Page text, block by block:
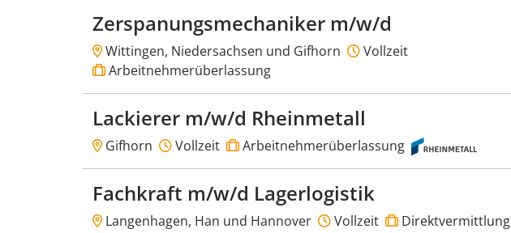
Zerspanungsmechaniker m/w/d
Wittingen, Niedersachsen und Gifhorn
Vollzeit
Arbeitnehmerüberlassung
Lackierer m/w/d Rheinmetall
Gifhorn Vollzeit Arbeitnehmerüberlassung
Fachkraft m/w/d Lagerlogistik
Langenhagen, Han und Hannover Vollzeit Direktvermittlung